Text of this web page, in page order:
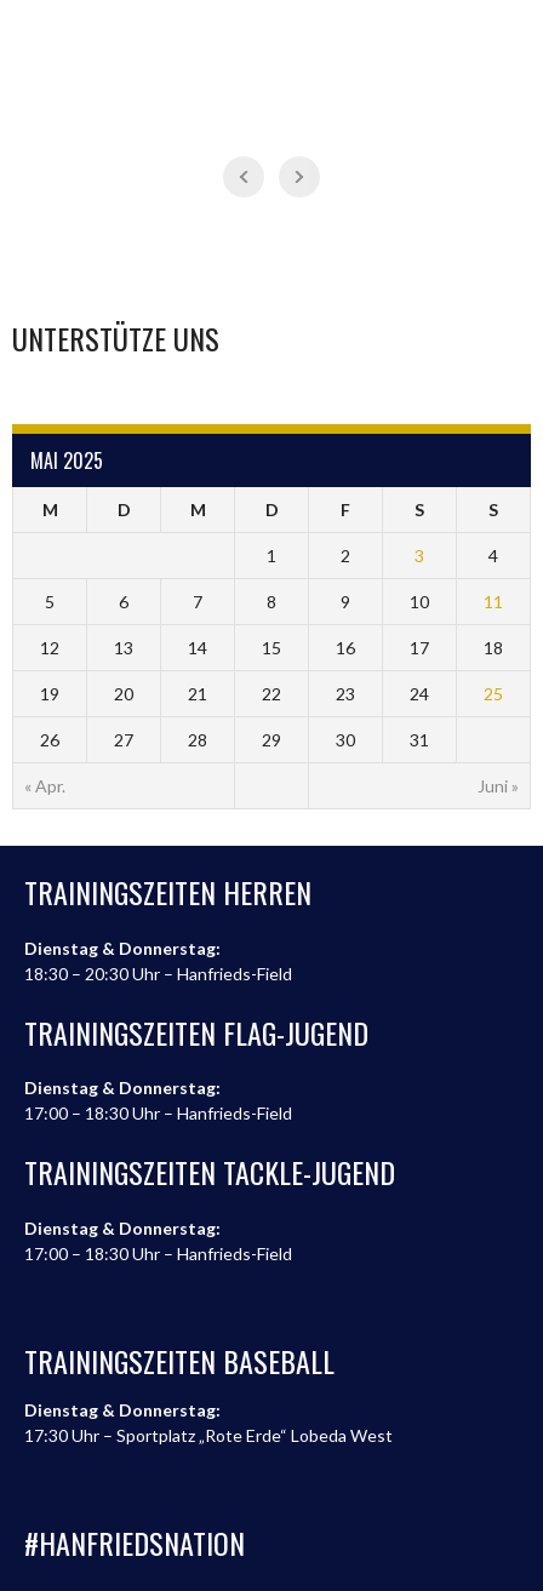
UNTERSTÜTZE UNS
MAI 2025
M D M D F S S
« Apr. Juni »
1 2 3 4
5 6 7 8 9 10 11
12 13 14 15 16 17 18
19 20 21 22 23 24 25
26 27 28 29 30 31
TRAININGSZEITEN HERREN
Dienstag & Donnerstag:
18:30 – 20:30 Uhr – Hanfrieds-Field
TRAININGSZEITEN FLAG-JUGEND
Dienstag & Donnerstag:
17:00 – 18:30 Uhr – Hanfrieds-Field
TRAININGSZEITEN TACKLE-JUGEND
Dienstag & Donnerstag:
17:00 – 18:30 Uhr – Hanfrieds-Field
TRAININGSZEITEN BASEBALL
Dienstag & Donnerstag:
17:30 Uhr – Sportplatz „Rote Erde“ Lobeda West
#HANFRIEDSNATION